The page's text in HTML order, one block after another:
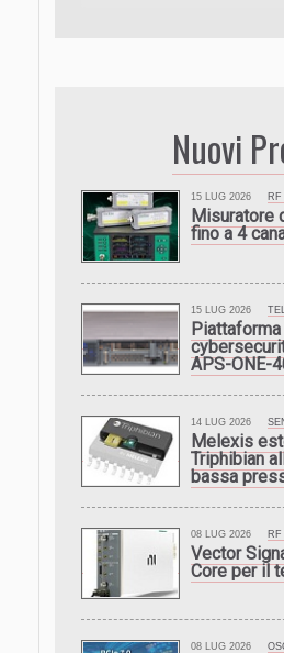
Nuovi
15 LUG 2026 RF
Misuratore
fino a 4
15 LUG 2026
APS-ONE-
14 LUG 2026
Melexis
Triphibian
bassa
08 LUG 2026 RF
Vector
Core per il
08 LUG 2026